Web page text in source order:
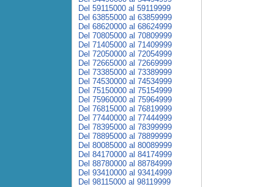
Del 59115000 al 59119999
Del 63855000 al 63859999
Del 68620000 al 68624999
Del 70805000 al 70809999
Del 71405000 al 71409999
Del 72050000 al 72054999
Del 72665000 al 72669999
Del 73385000 al 73389999
Del 74530000 al 74534999
Del 75150000 al 75154999
Del 75960000 al 75964999
Del 76815000 al 76819999
Del 77440000 al 77444999
Del 78395000 al 78399999
Del 78895000 al 78899999
Del 80085000 al 80089999
Del 84170000 al 84174999
Del 88780000 al 88784999
Del 93410000 al 93414999
Del 98115000 al 98119999